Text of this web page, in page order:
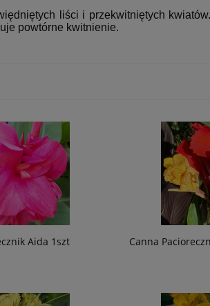
liści i przekwitniętych
powtórne kwitnienie.
Aida 1szt Canna